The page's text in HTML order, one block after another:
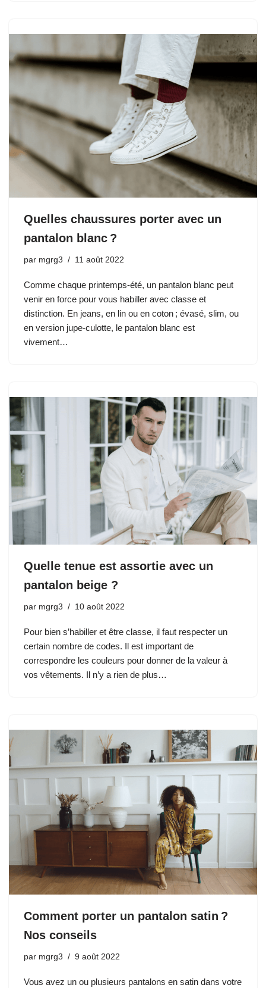
Quelles chaussures porter avec un
pantalon blanc ?
par mgrg3 11 août 2022
Comme chaque printemps-été, un pantalon blanc peut
venir en force pour vous habiller avec classe et
distinction. En jeans, en lin ou en coton ; évasé, slim, ou
en version jupe-culotte, le pantalon blanc est
vivement…
Quelle tenue est assortie avec un
pantalon beige ?
par mgrg3 10 août 2022
Pour bien s’habiller et être classe, il faut respecter un
certain nombre de codes. Il est important de
correspondre les couleurs pour donner de la valeur à
vos vêtements. Il n’y a rien de plus…
Comment porter un pantalon satin ?
Nos conseils
par mgrg3 9 août 2022
Vous avez un ou plusieurs pantalons en satin dans votre